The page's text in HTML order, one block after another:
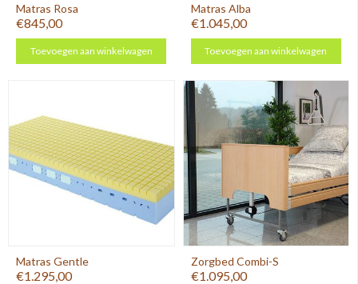
Matras Rosa
€845,00
Toevoegen aan winkelwagen
Matras Alba
€1.045,00
Toevoegen aan winkelwagen
Matras Gentle
€1.295,00
Zorgbed Combi-S
€1.095,00